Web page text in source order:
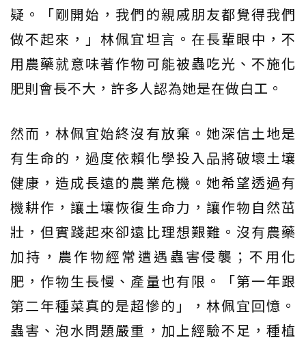
疑。「剛開始，我們的親戚朋友都覺得我們
做不起來，」林佩宜坦言。在長輩眼中，不
用農藥就意味著作物可能被蟲吃光、不施化
肥則會長不大，許多人認為她是在做白工。
然而，林佩宜始終沒有放棄。她深信土地是
有生命的，過度依賴化學投入品將破壞土壤
健康，造成長遠的農業危機。她希望透過有
機耕作，讓土壤恢復生命力，讓作物自然茁
壯，但實踐起來卻遠比理想艱難。沒有農藥
加持，農作物經常遭遇蟲害侵襲；不用化
肥，作物生長慢、產量也有限。「第一年跟
第二年種菜真的是超慘的」，林佩宜回憶。
蟲害、泡水問題嚴重，加上經驗不足，種植